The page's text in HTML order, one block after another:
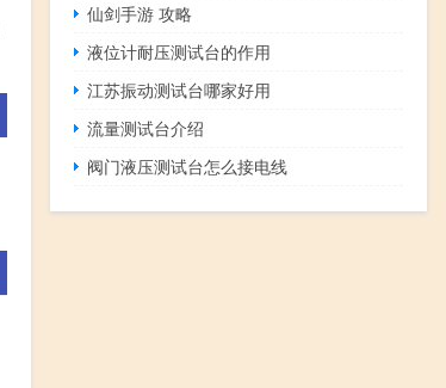
仙剑手游 攻略
液位计耐压测试台的作用
江苏振动测试台哪家好用
流量测试台介绍
阀门液压测试台怎么接电线